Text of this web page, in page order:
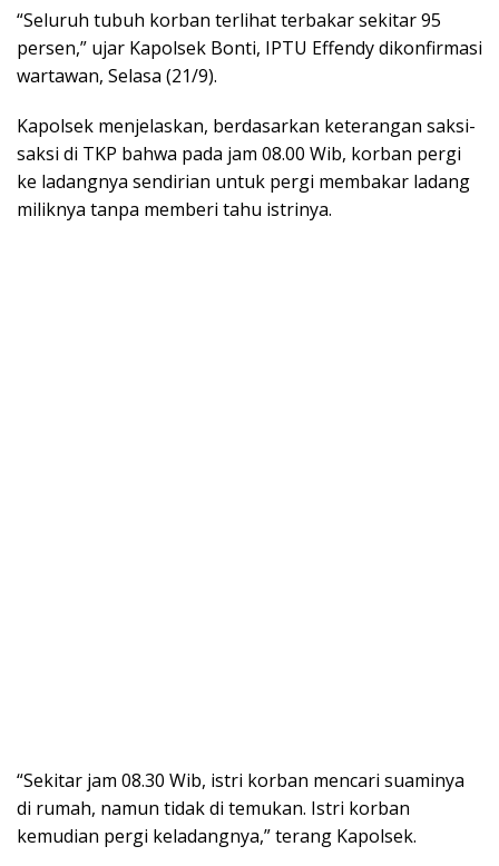
“Seluruh tubuh korban terlihat terbakar sekitar 95
persen,” ujar Kapolsek Bonti, IPTU Effendy dikonfirmasi
wartawan, Selasa (21/9).
Kapolsek menjelaskan, berdasarkan keterangan saksi-
saksi di TKP bahwa pada jam 08.00 Wib, korban pergi
ke ladangnya sendirian untuk pergi membakar ladang
miliknya tanpa memberi tahu istrinya.
“Sekitar jam 08.30 Wib, istri korban mencari suaminya
di rumah, namun tidak di temukan. Istri korban
kemudian pergi keladangnya,” terang Kapolsek.